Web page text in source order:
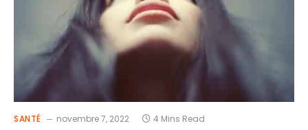
SANTÉ novembre 7, 2022 4 Mins Read